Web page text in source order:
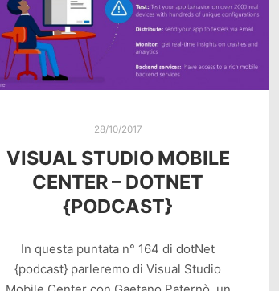
28/10/2017
VISUAL STUDIO MOBILE
CENTER – DOTNET
{PODCAST}
In questa puntata n° 164 di dotNet
{podcast} parleremo di Visual Studio